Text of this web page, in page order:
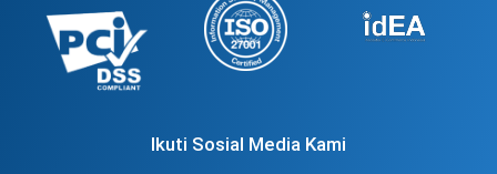
Ikuti Sosial Media Kami